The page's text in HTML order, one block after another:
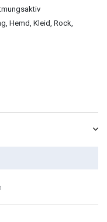
Hemd, Kleid, Rock,